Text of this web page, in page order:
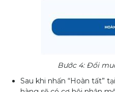
Bước 4: Đổi
Sau khi nhấn “Hoàn tất”